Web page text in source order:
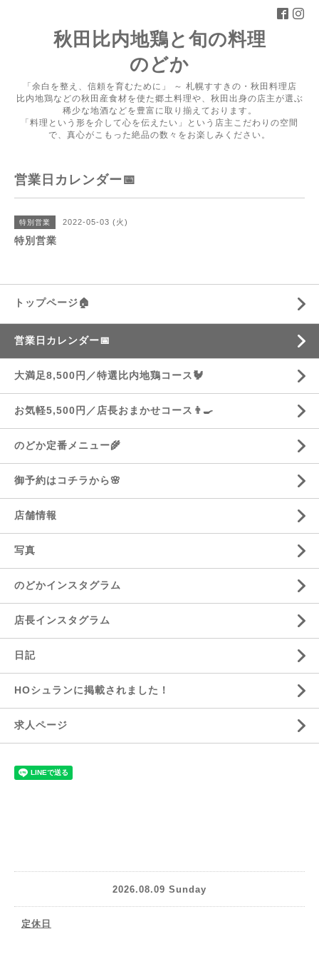
秋田比内地鶏と旬の料理
のどか
「余白を整え、信頼を育むために」 ～ 札幌すすきの・秋田料理店
比内地鶏などの秋田産食材を使た郷土料理や、秋田出身の店主が選ぶ
稀少な地酒などを豊富に取り揃えております。
「料理という形を介して心を伝えたい」という店主こだわりの空間
で、真心がこもった絶品の数々をお楽しみください。
営業日カレンダー📅
特別営業 2022-05-03 (火)
特別営業
トップページ🏠
営業日カレンダー📅
大満足8,500円／特選比内地鶏コース🐓
お気軽5,500円／店長おまかせコース👨‍🍳
のどか定番メニュー🌾
御予約はコチラから🌸
店舗情報
写真
のどかインスタグラム
店長インスタグラム
日記
HOシュランに掲載されました！
求人ページ
2026.08.09 Sunday
定休日